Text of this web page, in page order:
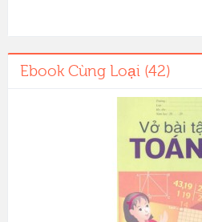
Ebook Cùng Loại (42)